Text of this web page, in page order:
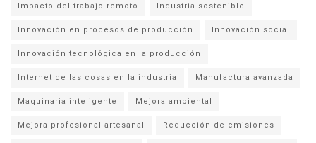
Impacto del trabajo remoto Industria sostenible
Innovación en procesos de producción Innovación social
Innovación tecnológica en la producción
Internet de las cosas en la industria Manufactura avanzada
Maquinaria inteligente Mejora ambiental
Mejora profesional artesanal Reducción de emisiones